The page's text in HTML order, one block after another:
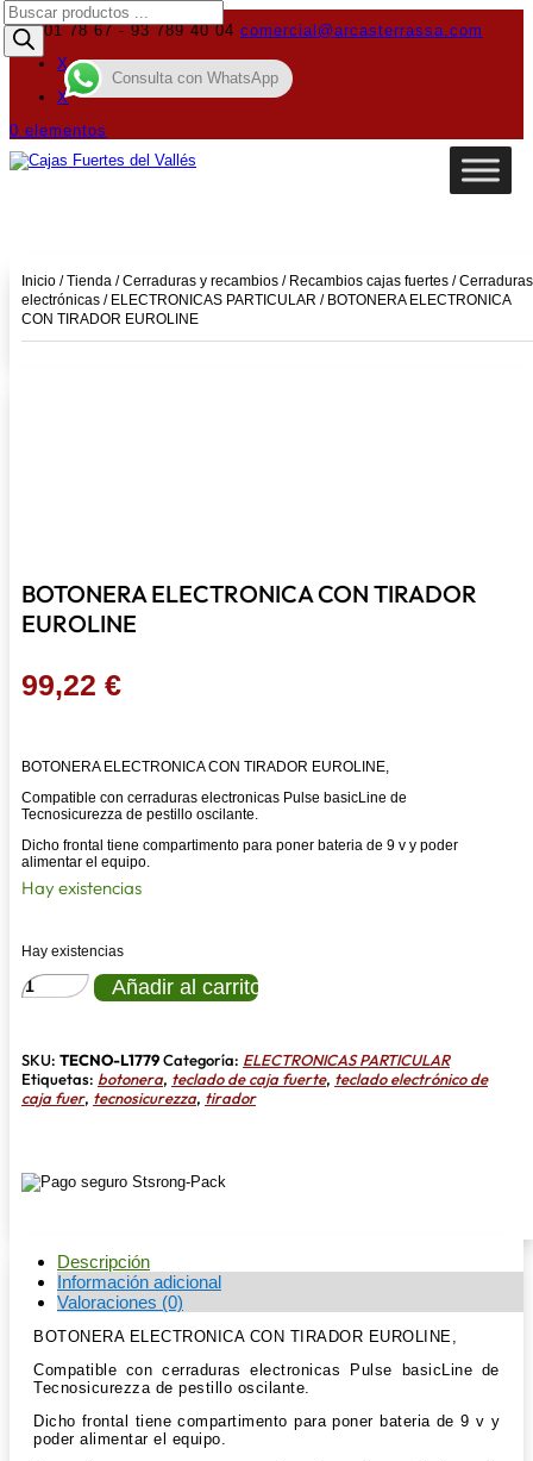
619 01 78 67 - 93 789 40 04 comercial@arcasterrassa.com
X
X
0 elementos
Búsqueda
de
productos
Inicio /Tienda /Cerraduras y recambios / Recambios cajas fuertes /Cerraduras
electrónicas / ELECTRONICAS PARTICULAR / BOTONERA ELECTRONICA
CON TIRADOR EUROLINE
BOTONERA ELECTRONICA CON TIRADOR
EUROLINE
99,22 €
BOTONERA ELECTRONICA CON TIRADOR EUROLINE,
Compatible con cerraduras electronicas Pulse basicLine de
Tecnosicurezza de pestillo oscilante.
Dicho frontal tiene compartimento para poner bateria de 9 v y poder
alimentar el equipo.
Hay existencias
Hay existencias
BOTONERA
ELECTRONICA
EUROLINE
cantidad
Añadir al carrito
SKU: TECNO-L1779Categoría: ELECTRONICAS PARTICULAR
Etiquetas: botonera, teclado de caja fuerte, teclado electrónico de
caja fuer, tecnosicurezza, tirador
Descripción
Información adicional
Valoraciones (0)
BOTONERA ELECTRONICA CON TIRADOR EUROLINE,
Compatible con cerraduras electronicas Pulse basicLine de
Tecnosicurezza de pestillo oscilante.
Dicho frontal tiene compartimento para poner bateria de 9 v y
poder alimentar el equipo.
Consulta con WhatsApp